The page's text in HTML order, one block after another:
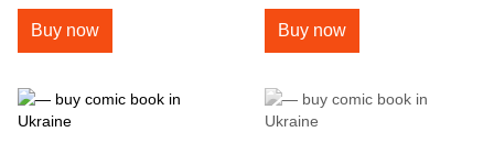
Buy now Buy now